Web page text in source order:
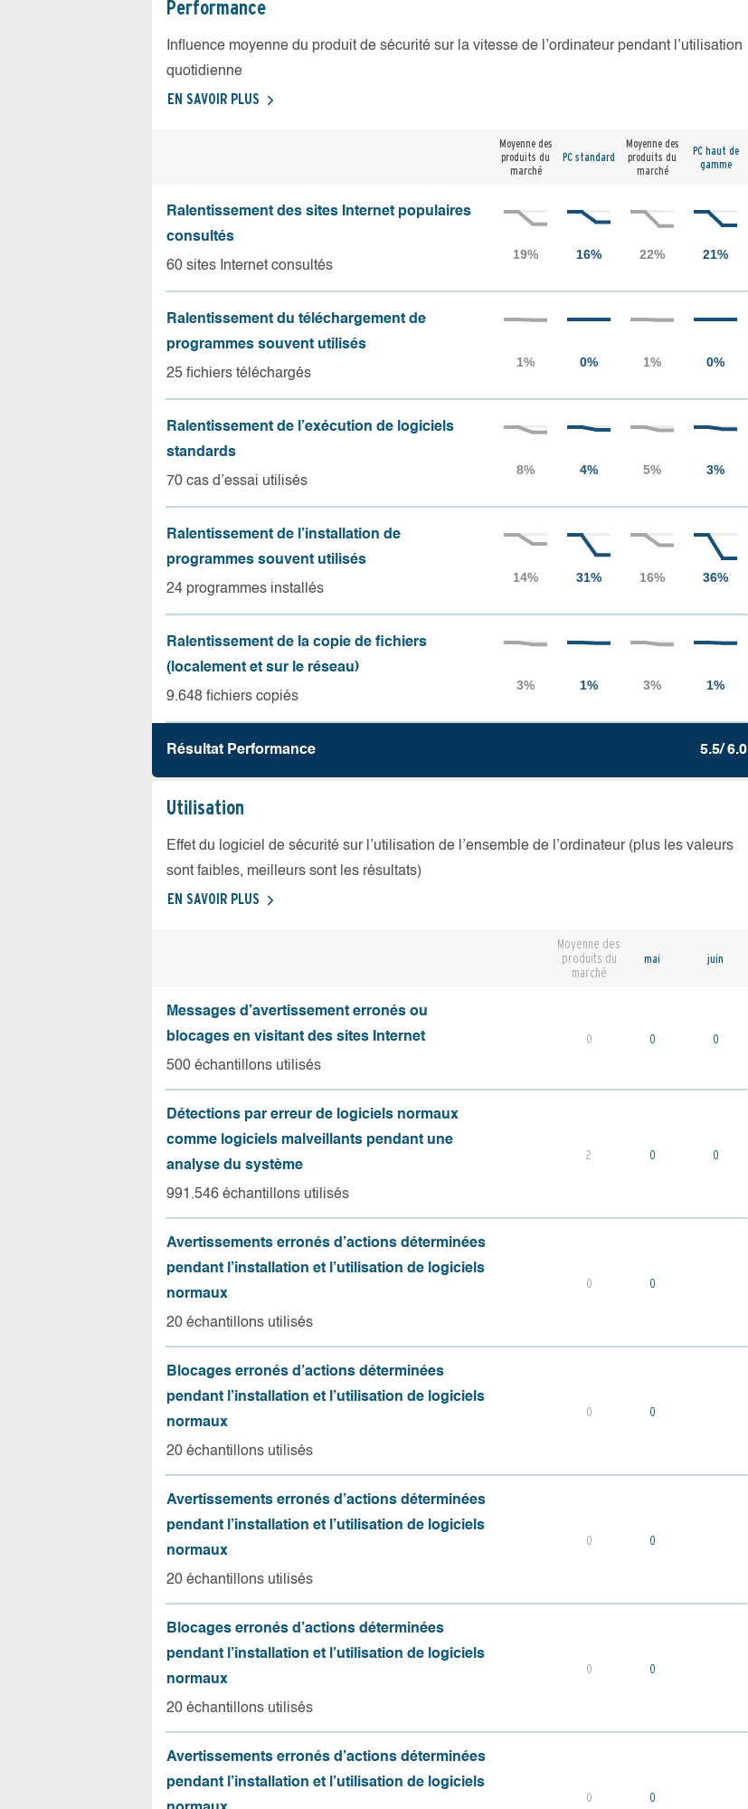
Performance
Influence moyenne du produit de sécurité sur la vitesse de l’ordinateur pendant l’utilisation
quotidienne
EN SAVOIR PLUS
Moyenne des
produits du
marché
PC standard
Moyenne des
produits du
marché
PC haut de
gamme
Ralentissement des sites Internet populaires
consultés
60 sites Internet consultés
Ralentissement du téléchargement de
programmes souvent utilisés
25 fichiers téléchargés
Ralentissement de l’exécution de logiciels
standards
70 cas d’essai utilisés
Ralentissement de l’installation de
programmes souvent utilisés
24 programmes installés
Ralentissement de la copie de fichiers
(localement et sur le réseau)
9.648 fichiers copiés
Résultat Performance 5.5/ 6.0
Utilisation
Effet du logiciel de sécurité sur l’utilisation de l’ensemble de l’ordinateur (plus les valeurs
sont faibles, meilleurs sont les résultats)
EN SAVOIR PLUS
Moyenne des
produits du
marché
mai juin
Messages d’avertissement erronés ou
blocages en visitant des sites Internet
500 échantillons utilisés
0 0 0
Détections par erreur de logiciels normaux
comme logiciels malveillants pendant une
analyse du système
991.546 échantillons utilisés
2 0 0
Avertissements erronés d’actions déterminées
pendant l’installation et l’utilisation de logiciels
normaux
20 échantillons utilisés
0 0
Blocages erronés d’actions déterminées
pendant l’installation et l’utilisation de logiciels
normaux
20 échantillons utilisés
0 0
Avertissements erronés d’actions déterminées
pendant l’installation et l’utilisation de logiciels
normaux
20 échantillons utilisés
0 0
Blocages erronés d’actions déterminées
pendant l’installation et l’utilisation de logiciels
normaux
20 échantillons utilisés
0 0
Avertissements erronés d’actions déterminées
pendant l’installation et l’utilisation de logiciels
0 0